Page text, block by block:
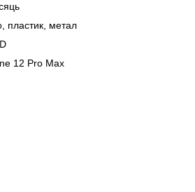
пластик, метал
12 Pro Max